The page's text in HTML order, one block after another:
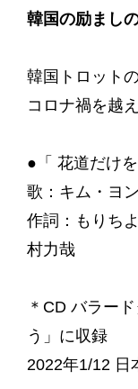
韓国の励まし
韓国トロット
コロナ禍を越
●「 花道だけ
歌：キム・ヨ
作詞：もりち
村力哉
＊CD バラー
う」に収録
2022年1/12 日